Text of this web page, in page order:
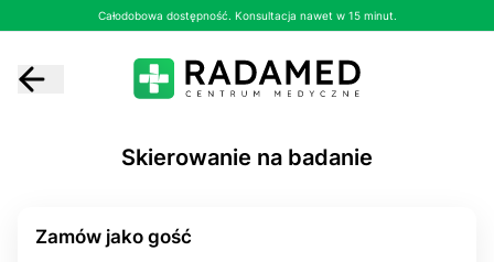
Całodobowa dostępność. Konsultacja nawet w 15 minut.
Skierowanie na badanie
Zamów jako gość